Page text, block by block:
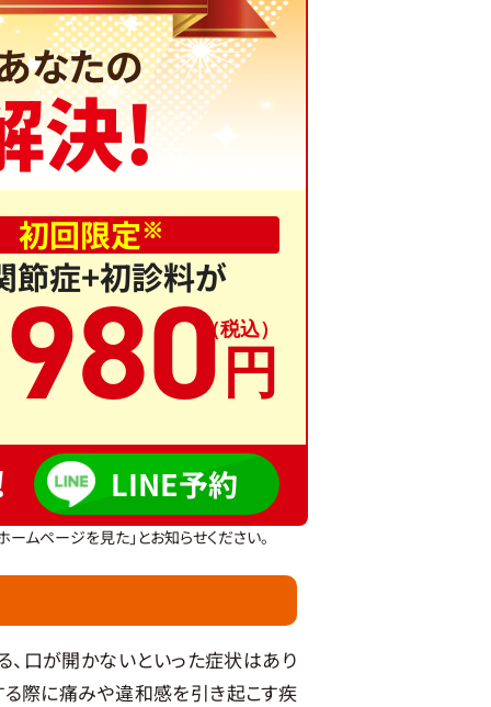
なたの
決!
初回限定※
節症+初診料が
980
LINE予約
ームページを見た」とお知らせください。
、口が開かないといった症状はあり
際に痛みや違和感を引き起こす疾